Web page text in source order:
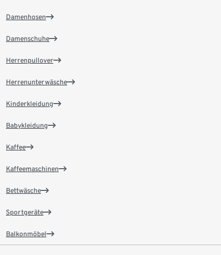
Damenhosen
Damenschuhe
Herrenpullover
Herrenunterwäsche
Kinderkleidung
Babykleidung
Kaffee
Kaffeemaschinen
Bettwäsche
Sportgeräte
Balkonmöbel